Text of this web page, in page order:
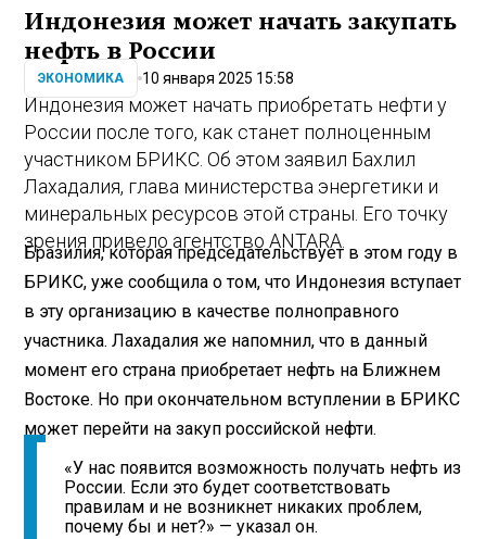
Индонезия может начать закупать
нефть в России
ЭКОНОМИКА 10 января 2025 15:58
Индонезия может начать приобретать нефти у
России после того, как станет полноценным
участником БРИКС. Об этом заявил Бахлил
Лахадалия, глава министерства энергетики и
минеральных ресурсов этой страны. Его точку
зрения привело агентство ANTARA.
Бразилия, которая председательствует в этом году в
БРИКС, уже сообщила о том, что Индонезия вступает
в эту организацию в качестве полноправного
участника. Лахадалия же напомнил, что в данный
момент его страна приобретает нефть на Ближнем
Востоке. Но при окончательном вступлении в БРИКС
может перейти на закуп российской нефти.
«У нас появится возможность получать нефть из
России. Если это будет соответствовать
правилам и не возникнет никаких проблем,
почему бы и нет?» — указал он.